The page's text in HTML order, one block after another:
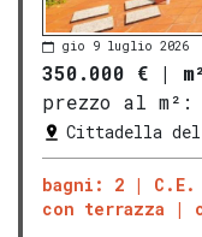
gio 9 luglio 2026
350.000 € |
prezzo al m²:
Cittadella
bagni: 2 C.E.
con terrazza